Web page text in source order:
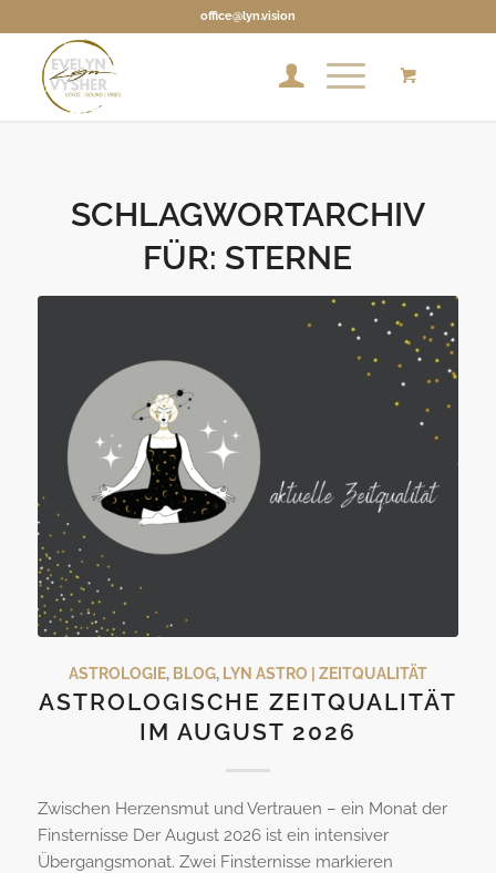
office@lyn.vision
SCHLAGWORTARCHIV
FÜR: STERNE
ASTROLOGIE, BLOG, LYN ASTRO | ZEITQUALITÄT
ASTROLOGISCHE ZEITQUALITÄT
IM AUGUST 2026
Zwischen Herzensmut und Vertrauen – ein Monat der
Finsternisse Der August 2026 ist ein intensiver
Übergangsmonat. Zwei Finsternisse markieren